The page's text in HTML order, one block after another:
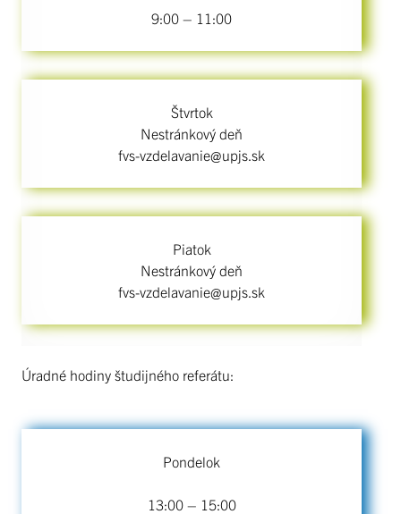
9:00 – 11:00
Štvrtok
Nestránkový deň
fvs-vzdelavanie@upjs.sk
Piatok
Nestránkový deň
fvs-vzdelavanie@upjs.sk
Úradné hodiny študijného referátu:
Pondelok
13:00 – 15:00